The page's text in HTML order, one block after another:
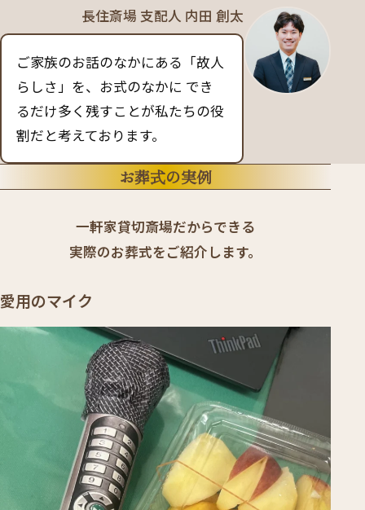
長住斎場 支配人 内田 創太
ご家族のお話のなかにある「故人
らしさ」を、お式のなかに でき
るだけ多く残すことが私たちの役
割だと考えております。
お葬式の実例
一軒家貸切斎場だからできる
実際のお葬式をご紹介します。
愛用のマイク